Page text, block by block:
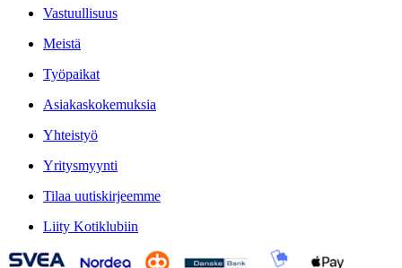
Vastuullisuus
Meistä
Työpaikat
Asiakaskokemuksia
Yhteistyö
Yritysmyynti
Tilaa uutiskirjeemme
Liity Kotiklubiin